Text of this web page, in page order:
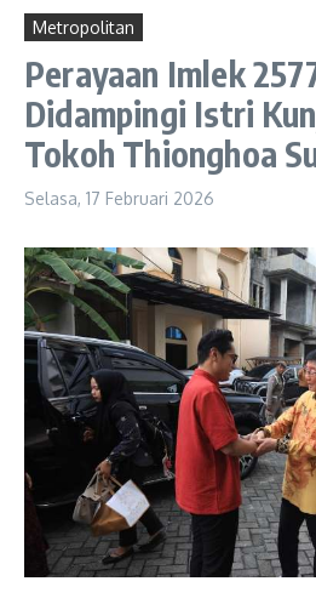
Metropolitan
Perayaan Imlek
Didampingi Istri
Tokoh Thionghoa
Selasa, 17 Februari 2026